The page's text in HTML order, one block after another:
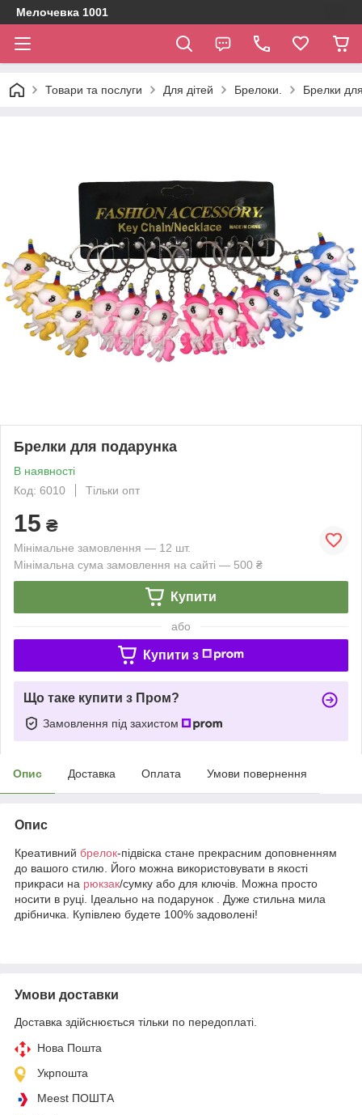
Мелочевка 1001
Товари та послуги Для дітей Брелоки. Брелки
Брелки для подарунка
В наявності
Код: 6010
Тільки опт
15 ₴
Мінімальне замовлення — 12 шт.
Мінімальна сума замовлення на сайті — 500 ₴
Купити
або
Купити з
Що таке купити з Пром?
Замовлення під захистом
Опис Доставка Оплата Умови повернення
Опис
Креативний брелок-підвіска стане прекрасним доповненням
до вашого стилю. Його можна використовувати в якості
прикраси на рюкзак/сумку або для ключів. Можна просто
носити в руці. Ідеально на подарунок . Дуже стильна мила
дрібничка. Купівлею будете 100% задоволені!
Умови доставки
Доставка здійснюється тільки по передоплаті.
Нова Пошта
Укрпошта
Meest ПОШТА